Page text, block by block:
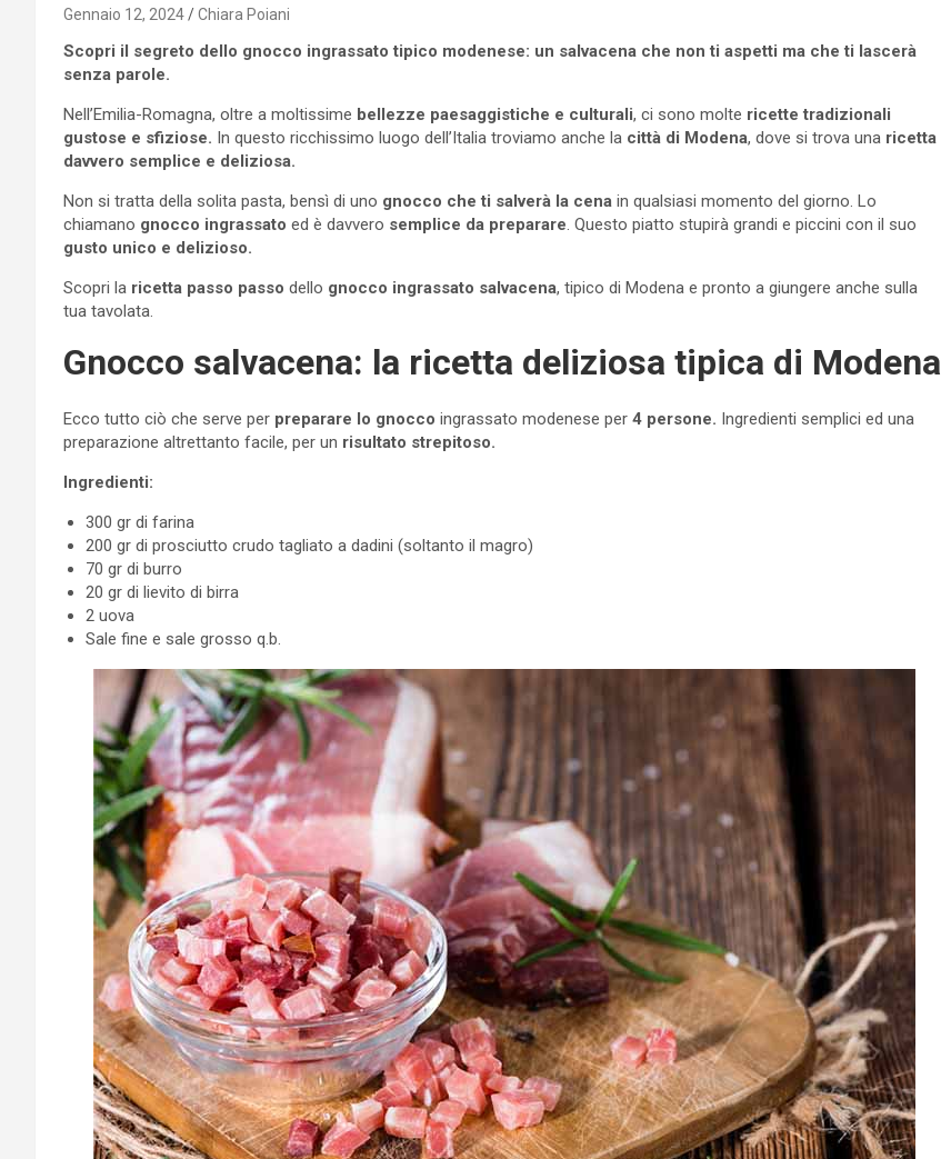
Gennaio 12, 2024 Chiara Poiani
Scopri il segreto dello gnocco ingrassato tipico modenese: un salvacena che non ti aspetti ma che ti lascerà
senza parole.
Nell’Emilia-Romagna, oltre a moltissime bellezze paesaggistiche e culturali, ci sono molte ricette tradizionali
gustose e sfiziose. In questo ricchissimo luogo dell’Italia troviamo anche la città di Modena, dove si trova una ricetta
davvero semplice e deliziosa.
Non si tratta della solita pasta, bensì di uno gnocco che ti salverà la cena in qualsiasi momento del giorno. Lo
chiamano gnocco ingrassato ed è davvero semplice da preparare . Questo piatto stupirà grandi e piccini con il suo
gusto unico e delizioso.
Scopri la ricetta passo passo dello gnocco ingrassato salvacena, tipico di Modena e pronto a giungere anche sulla
tua tavolata.
Gnocco salvacena: la ricetta deliziosa tipica di Modena
Ecco tutto ciò che serve per preparare lo gnocco ingrassato modenese per 4 persone. Ingredienti semplici ed una
preparazione altrettanto facile, per un risultato strepitoso.
Ingredienti:
300 gr di farina
200 gr di prosciutto crudo tagliato a dadini (soltanto il magro)
70 gr di burro
20 gr di lievito di birra
2 uova
Sale fine e sale grosso q.b.